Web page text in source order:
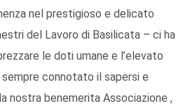
nel prestigioso e delicato
del Lavoro di Basilicata – ci ha
le doti umane e l’elevato
connotato il sapersi e
nostra benemerita Associazione ,